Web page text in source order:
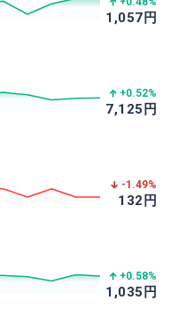
1,057 円
+0.52%
7,125 円
-1.49%
132 円
+0.58%
1,035 円